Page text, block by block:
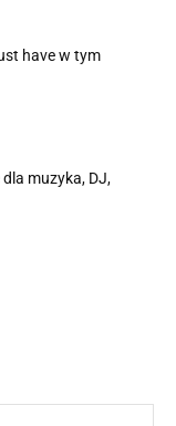
have w tym
muzyka, DJ,